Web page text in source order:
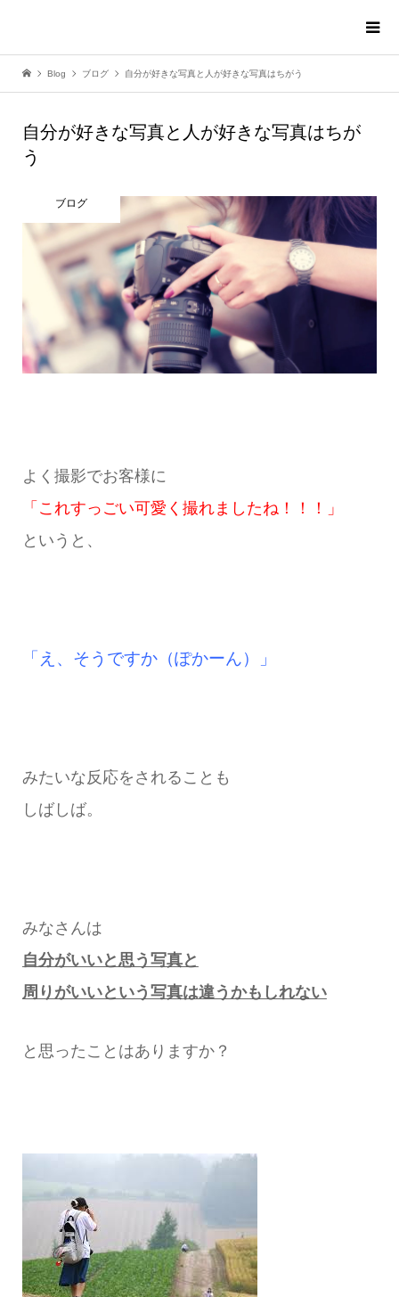
Blog ブログ 自分が好きな写真と人が好きな写真はちがう
自分が好きな写真と人が好きな写真はちが
う
ブログ
よく撮影でお客様に
「これすっごい可愛く撮れましたね！！！」
というと、
「え、そうですか（ぽかーん）」
みたいな反応をされることも
しばしば。
みなさんは
自分がいいと思う写真と
周りがいいという写真は違うかもしれない
と思ったことはありますか？